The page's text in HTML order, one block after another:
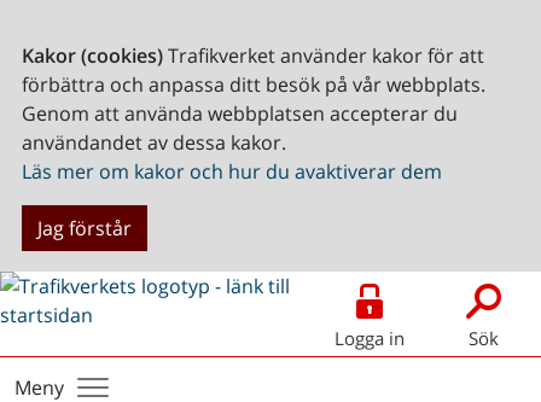
Kakor (cookies)Trafikverket använder kakor för att
förbättra och anpassa ditt besök på vår webbplats.
Genom att använda webbplatsen accepterar du
användandet av dessa kakor.
Läs mer om kakor och hur du avaktiverar dem
Jag förstår
Logga in Sök
Meny